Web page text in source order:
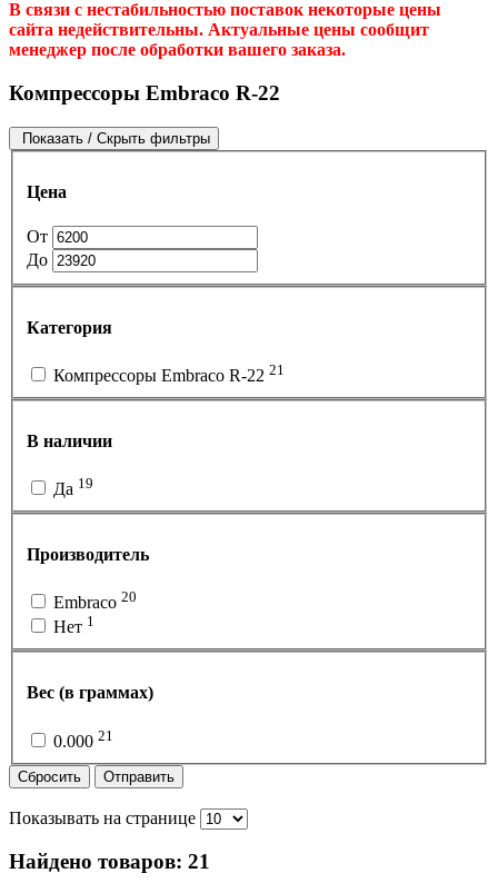
В связи с нестабильностью поставок некоторые цены
сайта недействительны. Актуальные цены сообщит
менеджер после обработки вашего заказа.
Компрессоры Embraco R-22
Показать / Скрыть фильтры
Цена
От
До
Категория
Компрессоры Embraco R-22 21
В наличии
Да 19
Производитель
Embraco 20
Нет 1
Вес (в граммах)
0.000 21
Сбросить Отправить
Показывать на странице
Найдено товаров: 21